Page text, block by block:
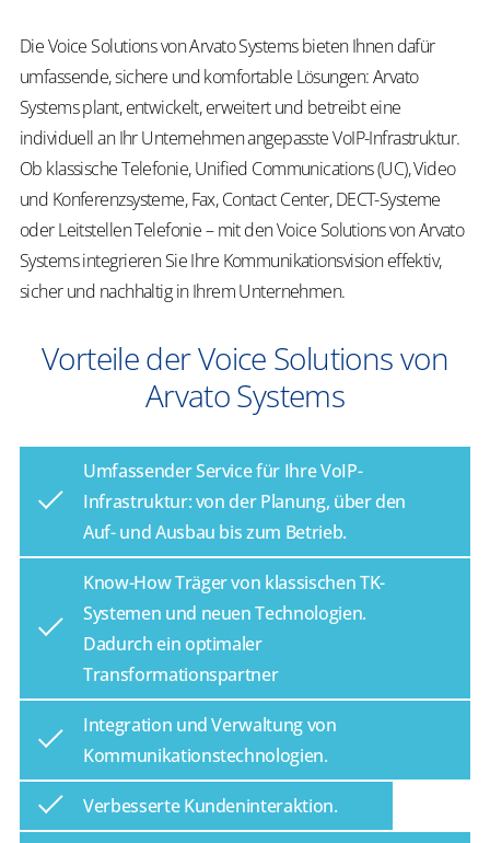
Die Voice Solutions von Arvato Systems bieten Ihnen dafür
umfassende, sichere und komfortable Lösungen: Arvato
Systems plant, entwickelt, erweitert und betreibt eine
individuell an Ihr Unternehmen angepasste VoIP-Infrastruktur.
Ob klassische Telefonie, Unified Communications (UC), Video
und Konferenzsysteme, Fax, Contact Center, DECT-Systeme
oder Leitstellen Telefonie – mit den Voice Solutions von Arvato
Systems integrieren Sie Ihre Kommunikationsvision effektiv,
sicher und nachhaltig in Ihrem Unternehmen.
Vorteile der Voice Solutions von
Arvato Systems
Umfassender Service für Ihre VoIP-
Infrastruktur: von der Planung, über den
Auf- und Ausbau bis zum Betrieb.
Know-How Träger von klassischen TK-
Systemen und neuen Technologien.
Dadurch ein optimaler
Transformationspartner
Integration und Verwaltung von
Kommunikationstechnologien.
Verbesserte Kundeninteraktion.